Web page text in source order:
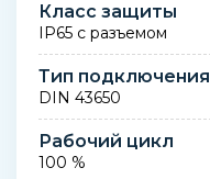
Класс защиты
IP65 с разъемом
Тип подключения
DIN 43650
Рабочий цикл
100 %